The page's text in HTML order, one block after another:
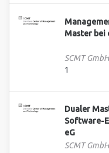
Master bei
SCMT
1
Dualer
Software-
eG
SCMT